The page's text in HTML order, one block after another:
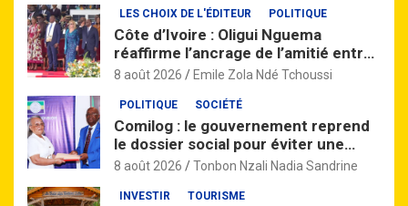
LES CHOIX DE L'ÉDITEUR POLITIQUE
Côte d’Ivoire : Oligui Nguema
réaffirme l’ancrage de l’amitié entre
Libreville et Abidjan
8 août 2026 Emile Zola Ndé Tchoussi
POLITIQUE SOCIÉTÉ
Comilog : le gouvernement reprend
le dossier social pour éviter une
grève à Moanda
8 août 2026 Tonbon Nzali Nadia Sandrine
INVESTIR TOURISME